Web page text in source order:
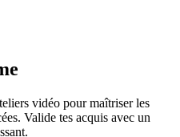
vidéo pour maîtriser les
Valide tes acquis avec un